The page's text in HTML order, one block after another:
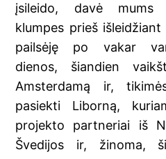
įsileido, davė mums
klumpes prieš
pailsėję po vakar
dienos, šiandien
Amsterdamą ir,
pasiekti Liborną,
projekto partneriai iš
Švedijos ir, žinoma,